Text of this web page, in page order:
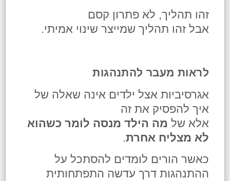
זהו תהליך, לא פתרון קסם
אבל זהו תהליך שמייצר שינוי אמיתי.
לראות מעבר להתנהגות
אגרסיביות אצל ילדים אינה שאלה של
איך להפסיק את זה
אלא של מה הילד מנסה לומר כשהוא
לא מצליח אחרת.
כאשר הורים לומדים להסתכל על
ההתנהגות דרך עדשה התפתחותית